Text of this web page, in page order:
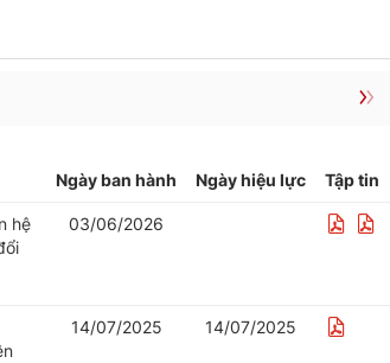
Ngày ban hành Ngày hiệu lực Tập tin
hệ
03/06/2026
14/07/2025 14/07/2025